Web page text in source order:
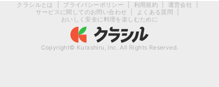
クラシルとは プライバシーポリシー 利用規約 運営会社
サービスに関してのお問い合わせ
よくある質問
おいしく安全に料理を楽しむために
Copyright© Kurashiru, Inc. All Rights Reserved.